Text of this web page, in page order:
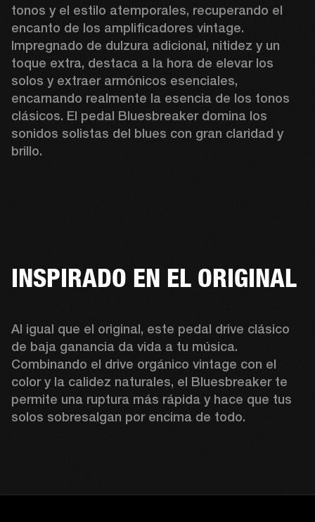
tonos y el estilo atemporales, recuperando el
encanto de los amplificadores vintage.
Impregnado de dulzura adicional, nitidez y un
toque extra, destaca a la hora de elevar los
solos y extraer armónicos esenciales,
encarnando realmente la esencia de los tonos
clásicos. El pedal Bluesbreaker domina los
sonidos solistas del blues con gran claridad y
brillo.
INSPIRADO EN EL ORIGINAL
Al igual que el original, este pedal drive clásico
de baja ganancia da vida a tu música.
Combinando el drive orgánico vintage con el
color y la calidez naturales, el Bluesbreaker te
permite una ruptura más rápida y hace que tus
solos sobresalgan por encima de todo.